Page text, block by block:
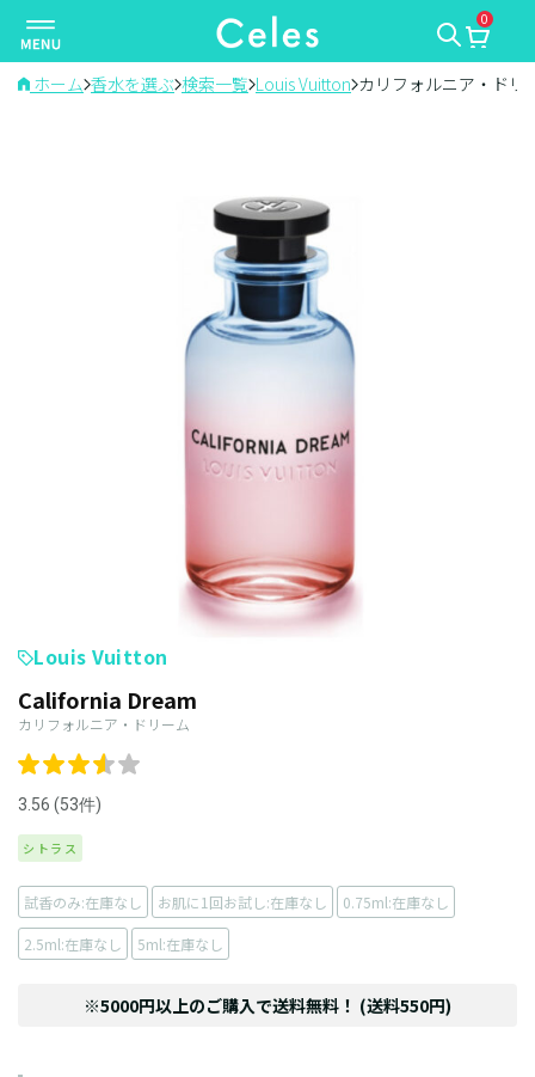
ナ
ビ
ゲ
0
ホーム 香水を選ぶ 検索一覧 Louis Vuitton カリフォルニア・ドリ
Louis Vuitton
California Dream
カリフォルニア・ドリーム
3.56 (53件)
シトラス
試香のみ:在庫なし お肌に1回お試し:在庫なし 0.75ml:在庫なし
2.5ml:在庫なし 5ml:在庫なし
※5000円以上のご購入で送料無料！ (送料550円)